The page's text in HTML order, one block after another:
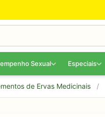
Sexual Especiais
de Ervas Medicinais /